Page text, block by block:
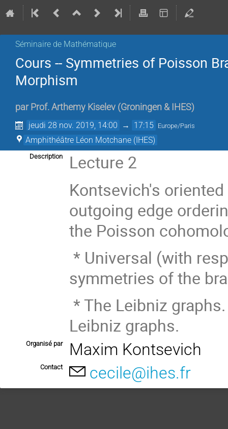
Séminaire de Mathématique
Cours -- Symmetries of Poisson
Morphism
par Prof. Arthemy Kiselev (Groningen & IHES)
jeudi 28 nov. 2019, 14:00 → 17:15 Europe/Paris
Amphithéâtre Léon Motchane (IHES)
Description
Lecture 2
Kontsevich's
outgoing edge
the Poisson
* Universal (with
symmetries of the
* The Leibniz
Leibniz graphs.
Organisé par Maxim Kontsevich
Contact cecile@ihes.fr